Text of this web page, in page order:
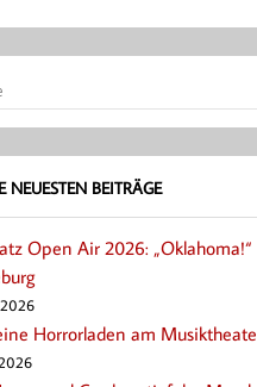
NEUESTEN BEITRÄGE
Open Air 2026: „Oklahoma!“
Horrorladen am